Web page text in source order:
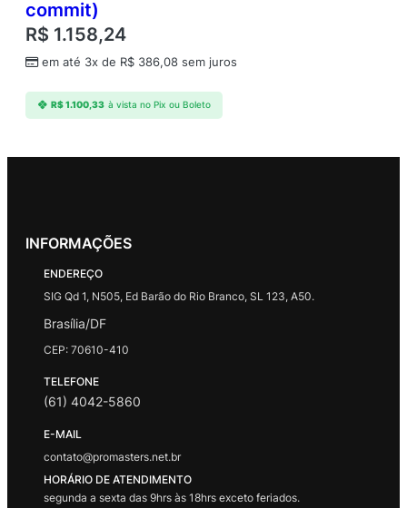
commit)
R$ 1.158,24
em até 3x de R$ 386,08 sem juros
R$1.100,33 à vista no Pix ou Boleto
INFORMAÇÕES
ENDEREÇO
SIG Qd 1, N505, Ed Barão do Rio Branco, SL 123, A50.
Brasília/DF
CEP: 70610-410
TELEFONE
(61) 4042-5860
E-MAIL
contato@promasters.net.br
HORÁRIO DE ATENDIMENTO
segunda a sexta das 9hrs às 18hrs exceto feriados.